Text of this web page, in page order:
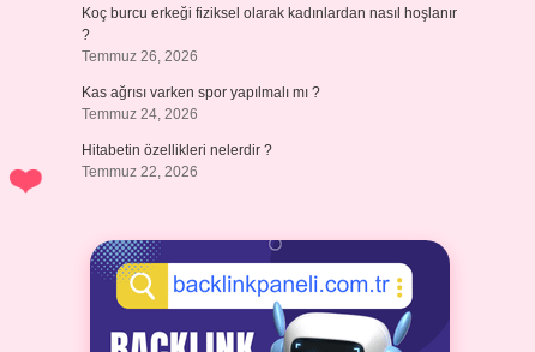
Koç burcu erkeği fiziksel olarak kadınlardan nasıl hoşlanır
?
Temmuz 26, 2026
Kas ağrısı varken spor yapılmalı mı ?
Temmuz 24, 2026
Hitabetin özellikleri nelerdir ?
Temmuz 22, 2026